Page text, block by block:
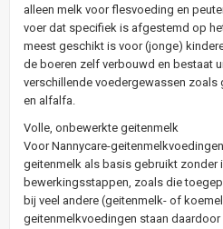
alleen melk voor flesvoeding en
voer dat specifiek is afgestemd op
meest geschikt is voor (jonge)
de boeren zelf verbouwd en bestaat
verschillende voedergewassen zoals
en alfalfa.
Volle, onbewerkte geitenmelk
Voor Nannycare-
geitenmelk als basis gebruikt zonder
bewerkingsstappen, zoals die
bij veel andere (geitenmelk- of
geitenmelkvoedingen staan daardoor